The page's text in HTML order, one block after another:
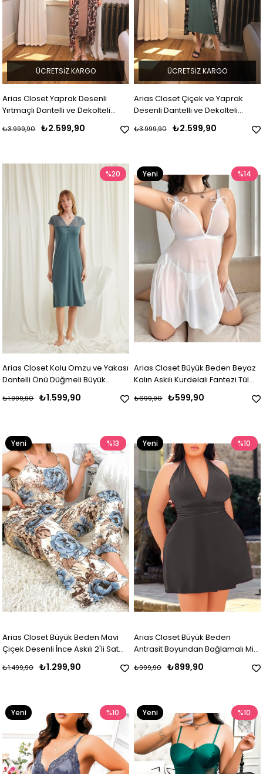
Arias Closet Yaprak Desenli
Yırtmaçlı Dantelli ve Dekolteli
Büyük Beden Sabahlık Takımı
₺2.599,90
₺3.999,90
ÜCRETSIZ KARGO
Arias Closet Çiçek ve Yaprak
Desenli Dantelli ve Dekolteli
Büyük Beden Sabahlık Takımı
₺2.599,90
₺3.999,90
ÜCRETSIZ KARGO
Arias Closet Kolu Omzu ve Yakası
Dantelli Önü Düğmeli Büyük
Beden Gecelik
₺1.599,90
₺1.999,90
%20
Arias Closet Büyük Beden Beyaz
Kalın Askılı Kurdelalı Fantezi Tül
₺599,90
₺699,90
%14
Yeni
Ürün
Arias Closet Büyük Beden Mavi
Çiçek Desenli İnce Askılı 2'li Saten
₺1.299,90
₺1.499,90
%13
Yeni
Ürün
Arias Closet Büyük Beden
Antrasit Boyundan Bağlamalı Mini
₺899,90
₺999,90
%10
Yeni
%10
Yeni
%10
Yeni
Ürün